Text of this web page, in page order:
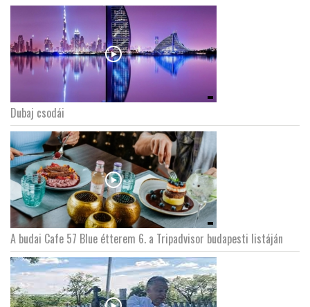
Dubaj csodái
A budai Cafe 57 Blue étterem 6. a Tripadvisor budapesti listáján